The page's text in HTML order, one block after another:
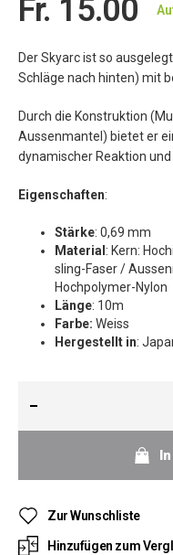
Fr. 15.00
Der Skyarc ist so
Schläge nach hinten) mit
Durch die Konstruktion
Aussenmantel) bietet er
dynamischer Reaktion und
Eigenschaften:
Stärke: 0,69 mm
Material : Kern:
sling-Faser /
Hochpolymer-Nylon
Länge: 10m
Farbe: Weiss
Hergestellt in:
Zur Wunschliste
Hinzufügen zum